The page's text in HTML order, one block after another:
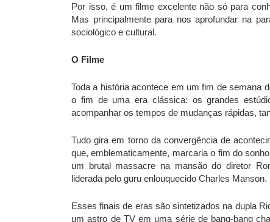
Por isso, é um filme excelente não só para
Mas principalmente para nos aprofundar na
sociológico e cultural.
O Filme
Toda a história acontece em um fim de semana
o fim de uma era clássica: os grandes
acompanhar os tempos de mudanças rápidas,
Tudo gira em torno da convergência de
que, emblematicamente, marcaria o fim do
um brutal massacre na mansão do diretor
liderada pelo guru enlouquecido Charles Manson.
Esses finais de eras são sintetizados na dupla
um astro de TV em uma série de bang-bang